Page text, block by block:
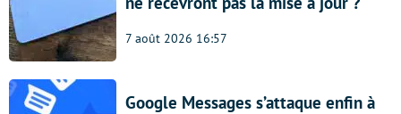
7 août 2026 16:57
Google Messages s’attaque enfin à